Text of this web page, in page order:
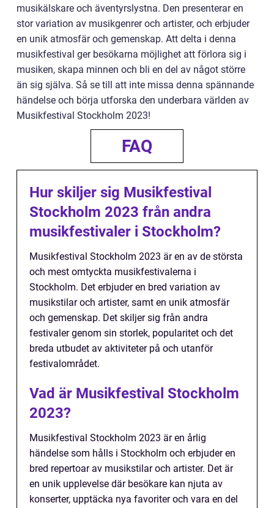
musikälskare och äventyrslystna. Den presenterar en
stor variation av musikgenrer och artister, och erbjuder
en unik atmosfär och gemenskap. Att delta i denna
musikfestival ger besökarna möjlighet att förlora sig i
musiken, skapa minnen och bli en del av något större
än sig själva. Så se till att inte missa denna spännande
händelse och börja utforska den underbara världen av
Musikfestival Stockholm 2023!
FAQ
Hur skiljer sig Musikfestival
Stockholm 2023 från andra
musikfestivaler i Stockholm?
Musikfestival Stockholm 2023 är en av de största
och mest omtyckta musikfestivalerna i
Stockholm. Det erbjuder en bred variation av
musikstilar och artister, samt en unik atmosfär
och gemenskap. Det skiljer sig från andra
festivaler genom sin storlek, popularitet och det
breda utbudet av aktiviteter på och utanför
festivalområdet.
Vad är Musikfestival Stockholm
2023?
Musikfestival Stockholm 2023 är en årlig
händelse som hålls i Stockholm och erbjuder en
bred repertoar av musikstilar och artister. Det är
en unik upplevelse där besökare kan njuta av
konserter, upptäcka nya favoriter och vara en del